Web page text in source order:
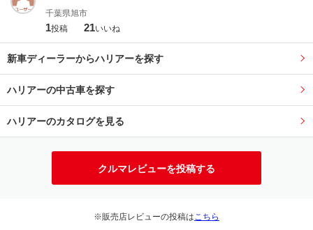
千葉県旭市
1投稿 21いいね
新車ディーラーからハリアーを探す
ハリアーの中古車を探す
ハリアーのカタログを見る
クルマレビューを投稿する
※販売店レビューの投稿は こちら